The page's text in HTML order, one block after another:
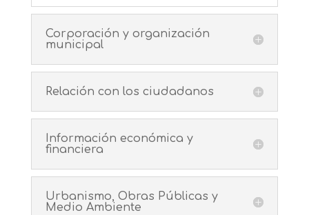
Corporación y organización
municipal
Relación con los ciudadanos
Información económica y
financiera
Urbanismo, Obras Públicas y
Medio Ambiente